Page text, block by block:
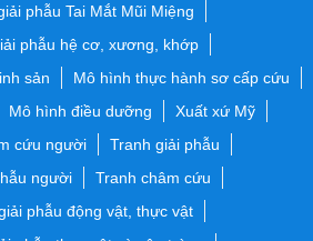
phẫu Tai Mắt Mũi Miệng
phẫu hệ cơ, xương, khớp
sản
Mô hình thực hành sơ cấp cứu
Mô hình điều dưỡng
Xuất xứ Mỹ
cứu người
Tranh giải phẫu
người
Tranh châm cứu
phẫu động vật, thực vật